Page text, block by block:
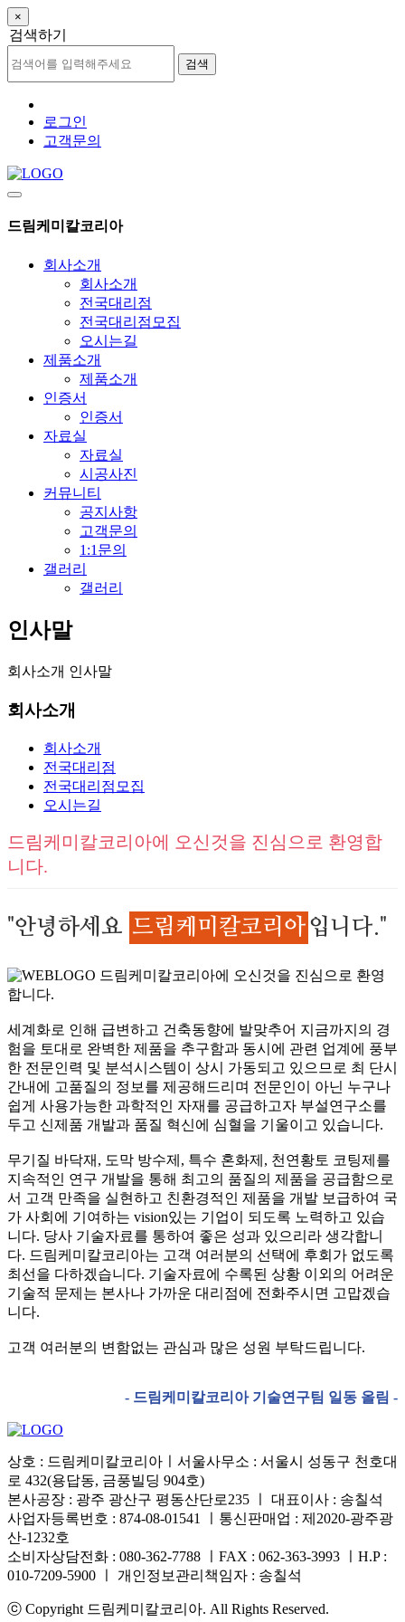
×
검색하기
검색
로그인
고객문의
드림케미칼코리아
회사소개
회사소개
전국대리점
전국대리점모집
오시는길
제품소개
제품소개
인증서
인증서
자료실
자료실
시공사진
커뮤니티
공지사항
고객문의
1:1문의
갤러리
갤러리
인사말
회사소개 인사말
회사소개
회사소개
전국대리점
전국대리점모집
오시는길
드림케미칼코리아에 오신것을 진심으로 환영합
니다.
"안녕하세요 드림케미칼코리아 입니다."
드림케미칼코리아에 오신것을 진심으로 환영
합니다.
세계화로 인해 급변하고 건축동향에 발맞추어 지금까지의 경
험을 토대로 완벽한 제품을 추구함과 동시에 관련 업계에 풍부
한 전문인력 및 분석시스템이 상시 가동되고 있으므로 최 단시
간내에 고품질의 정보를 제공해드리며 전문인이 아닌 누구나
쉽게 사용가능한 과학적인 자재를 공급하고자 부설연구소를
두고 신제품 개발과 품질 혁신에 심혈을 기울이고 있습니다.
무기질 바닥재, 도막 방수제, 특수 혼화제, 천연황토 코팅제를
지속적인 연구 개발을 통해 최고의 품질의 제품을 공급함으로
서 고객 만족을 실현하고 친환경적인 제품을 개발 보급하여 국
가 사회에 기여하는 vision있는 기업이 되도록 노력하고 있습
니다. 당사 기술자료를 통하여 좋은 성과 있으리라 생각합니
다. 드림케미칼코리아는 고객 여러분의 선택에 후회가 없도록
최선을 다하겠습니다. 기술자료에 수록된 상황 이외의 어려운
기술적 문제는 본사나 가까운 대리점에 전화주시면 고맙겠습
니다.
고객 여러분의 변함없는 관심과 많은 성원 부탁드립니다.
- 드림케미칼코리아 기술연구팀 일동 올림 -
상호 : 드림케미칼코리아ㅣ서울사무소 : 서울시 성동구 천호대
로 432(용답동, 금풍빌딩 904호)
본사공장 : 광주 광산구 평동산단로235 ㅣ 대표이사 : 송칠석
사업자등록번호 : 874-08-01541 ㅣ통신판매업 : 제2020-광주광
산-1232호
소비자상담전화 : 080-362-7788 ㅣFAX : 062-363-3993 ㅣH.P :
010-7209-5900 ㅣ 개인정보관리책임자 : 송칠석
ⓒ Copyright 드림케미칼코리아. All Rights Reserved.